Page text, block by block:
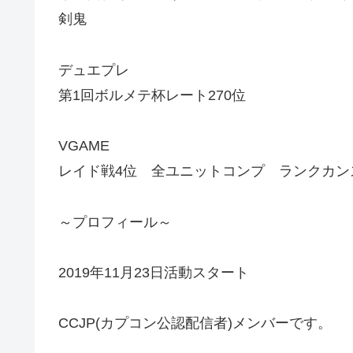
剣鬼
デュエプレ
第1回ボルメテ杯レート270位
VGAME
レイド戦4位 全ユニットコンプ ランクカ
～プロフィール～
2019年11月23日活動スタート
CCJP(カプコン公認配信者)メンバーです。